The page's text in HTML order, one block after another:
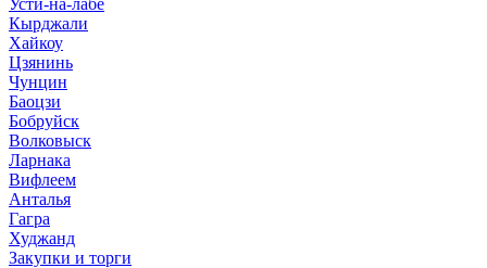
Усти-на-лабе
Кырджали
Хайкоу
Цзянинь
Чунцин
Баоцзи
Бобруйск
Волковыск
Ларнака
Вифлеем
Анталья
Гагра
Худжанд
Закупки и торги